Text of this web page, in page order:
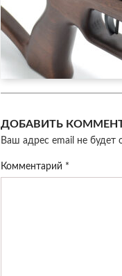
ДОБАВИТЬ
Ваш адрес email не будет
Комментарий *